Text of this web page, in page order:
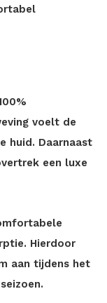
voelt de
huid. Daarnaast
een luxe
Hierdoor
aan tijdens het